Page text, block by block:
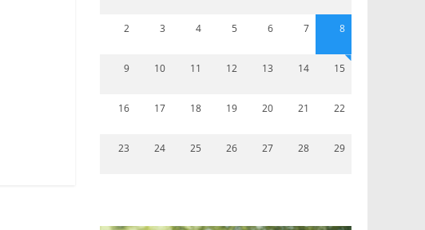
2 3 4 5 6 7 8
9 10 11 12 13 14 15
16 17 18 19 20 21 22
23 24 25 26 27 28 29